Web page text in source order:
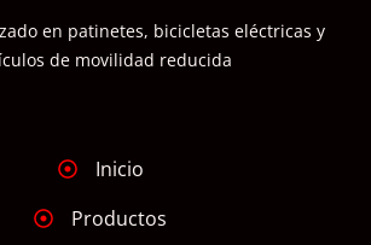
en patinetes, bicicletas eléctricas y
de movilidad reducida
Inicio
Productos